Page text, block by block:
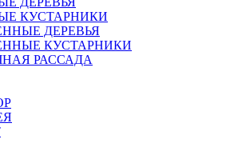
КУСТАРНИКИ
ДЕРЕВЬЯ
КУСТАРНИКИ
РАССАДА